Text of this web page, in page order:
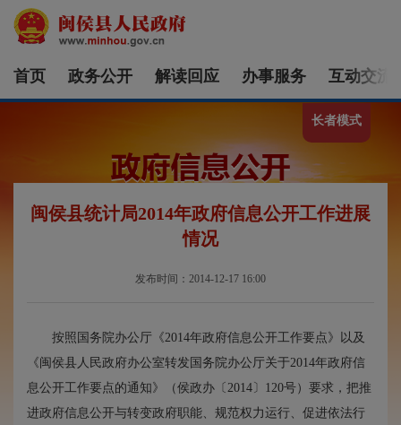
首页 政务公开 解读回应 办事服务 互动交流
长者模式
闽侯县统计局2014年政府信息公开工作进展
情况
发布时间：2014-12-17 16:00
按照国务院办公厅《2014年政府信息公开工作要点》以及
《闽侯县人民政府办公室转发国务院办公厅关于2014年政府信
息公开工作要点的通知》（侯政办〔2014〕120号）要求，把推
进政府信息公开与转变政府职能、规范权力运行、促进依法行